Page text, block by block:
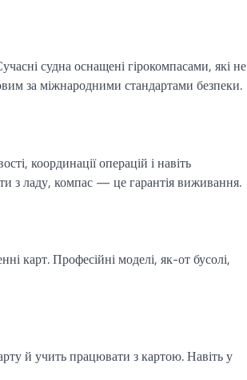
судна оснащені гірокомпасами, які не
за міжнародними стандартами безпеки.
координації операцій і навіть
з ладу, компас — це гарантія виживання.
карт. Професійні моделі, як-от бусолі,
й учить працювати з картою. Навіть у